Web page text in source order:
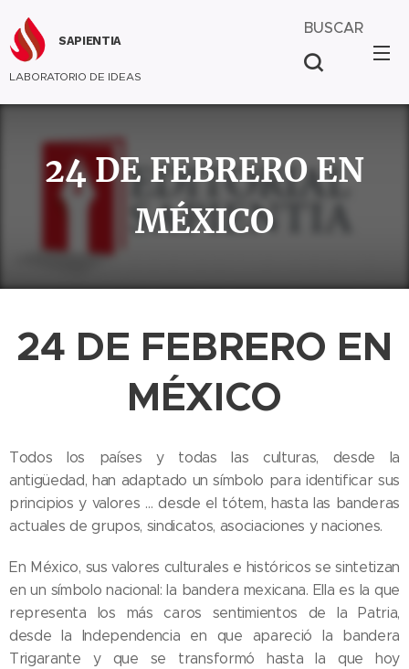
SAPIENTIA
LABORATORIO DE IDEAS
BUSCAR
24 DE FEBRERO EN
MÉXICO
24 DE FEBRERO EN
MÉXICO
Todos los países y todas las culturas, desde la
antigüedad, han adaptado un símbolo para identificar sus
principios y valores … desde el tótem, hasta las banderas
actuales de grupos, sindicatos, asociaciones y naciones.
En México, sus valores culturales e históricos se sintetizan
en un símbolo nacional: la bandera mexicana. Ella es la que
representa los más caros sentimientos de la Patria,
desde la Independencia en que apareció la bandera
Trigarante y que se transformó hasta la que hoy